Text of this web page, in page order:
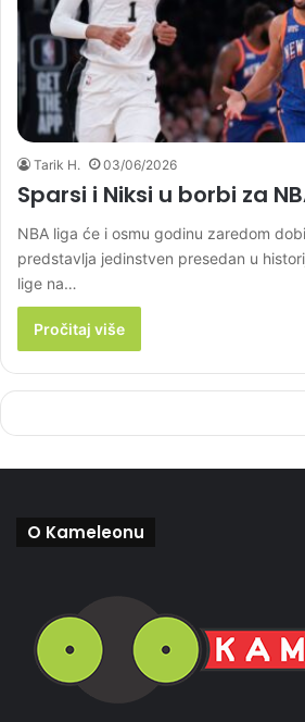
Tarik H. 03/06/2026
Sparsi i Niksi u borbi za
NBA liga će i osmu godinu zaredom
predstavlja jedinstven presedan u
lige na…
Pročitaj više
O Kameleonu